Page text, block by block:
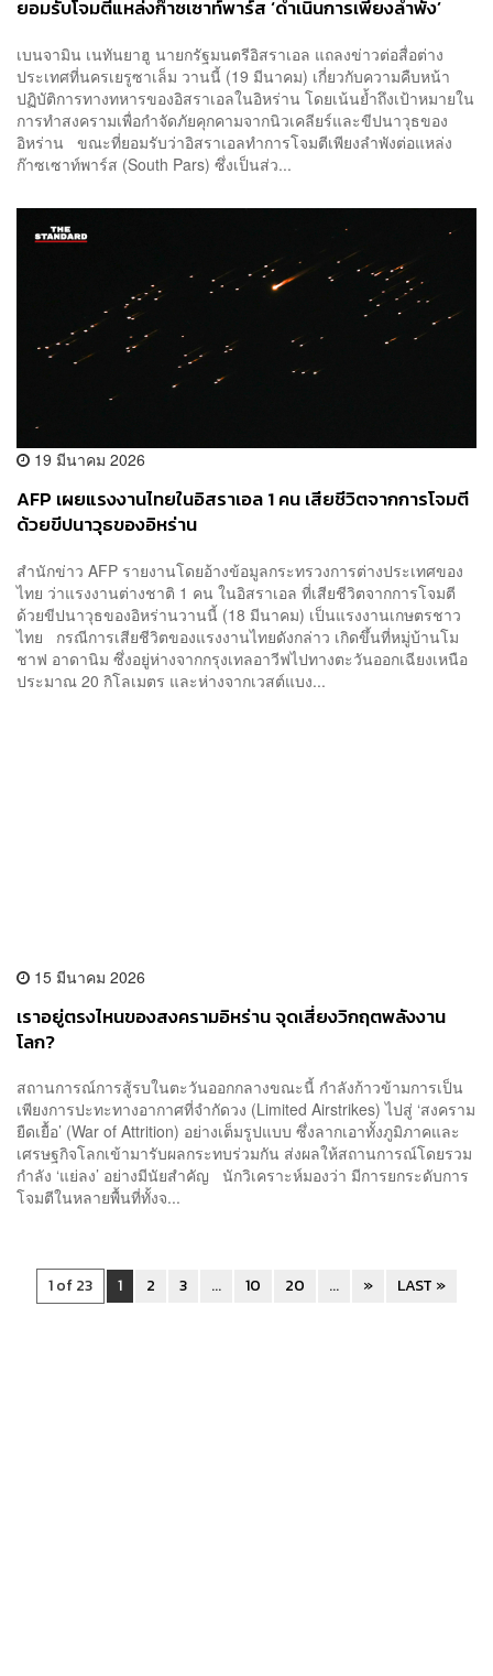
ยอมรับโจมตีแหล่งก๊าซเซาท์พาร์ส ‘ดำเนินการเพียงลำพัง’
เบนจามิน เนทันยาฮู นายกรัฐมนตรีอิสราเอล แถลงข่าวต่อสื่อต่าง
ประเทศที่นครเยรูซาเล็ม วานนี้ (19 มีนาคม) เกี่ยวกับความคืบหน้า
ปฏิบัติการทางทหารของอิสราเอลในอิหร่าน โดยเน้นย้ำถึงเป้าหมายใน
การทำสงครามเพื่อกำจัดภัยคุกคามจากนิวเคลียร์และขีปนาวุธของ
อิหร่าน ขณะที่ยอมรับว่าอิสราเอลทำการโจมตีเพียงลำพังต่อแหล่ง
ก๊าซเซาท์พาร์ส (South Pars) ซึ่งเป็นส่ว...
19 มีนาคม 2026
AFP เผยแรงงานไทยในอิสราเอล 1 คน เสียชีวิตจากการโจมตี
ด้วยขีปนาวุธของอิหร่าน
สำนักข่าว AFP รายงานโดยอ้างข้อมูลกระทรวงการต่างประเทศของ
ไทย ว่าแรงงานต่างชาติ 1 คน ในอิสราเอล ที่เสียชีวิตจากการโจมตี
ด้วยขีปนาวุธของอิหร่านวานนี้ (18 มีนาคม) เป็นแรงงานเกษตรชาว
ไทย กรณีการเสียชีวิตของแรงงานไทยดังกล่าว เกิดขึ้นที่หมู่บ้านโม
ชาฟ อาดานิม ซึ่งอยู่ห่างจากกรุงเทลอาวีฟไปทางตะวันออกเฉียงเหนือ
ประมาณ 20 กิโลเมตร และห่างจากเวสต์แบง...
15 มีนาคม 2026
เราอยู่ตรงไหนของสงครามอิหร่าน จุดเสี่ยงวิกฤตพลังงาน
โลก?
สถานการณ์การสู้รบในตะวันออกกลางขณะนี้ กำลังก้าวข้ามการเป็น
เพียงการปะทะทางอากาศที่จำกัดวง (Limited Airstrikes) ไปสู่ ‘สงคราม
ยืดเยื้อ’ (War of Attrition) อย่างเต็มรูปแบบ ซึ่งลากเอาทั้งภูมิภาคและ
เศรษฐกิจโลกเข้ามารับผลกระทบร่วมกัน ส่งผลให้สถานการณ์โดยรวม
กำลัง ‘แย่ลง’ อย่างมีนัยสำคัญ นักวิเคราะห์มองว่า มีการยกระดับการ
โจมตีในหลายพื้นที่ทั้งจ...
1 of 23 1 2 3 ... 10 20 ... » LAST »